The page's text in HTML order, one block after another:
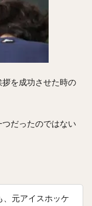
拶を成功させた時の
だったのではない
、元アイスホッケ
こぞのかいと）